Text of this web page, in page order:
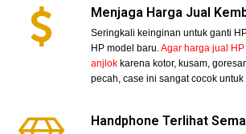
Menjaga Harga Jual
Seringkali keinginan untuk ganti
HP model baru.Agar harga jual
anjlok karena kotor, kusam,
pecah, case ini sangat cocok untuk
Handphone Terlihat